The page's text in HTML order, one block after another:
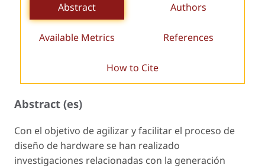
Abstract Authors
Available Metrics References
How to Cite
Abstract (es)
Con el objetivo de agilizar y facilitar el proceso de
diseño de hardware se han realizado
investigaciones relacionadas con la generación